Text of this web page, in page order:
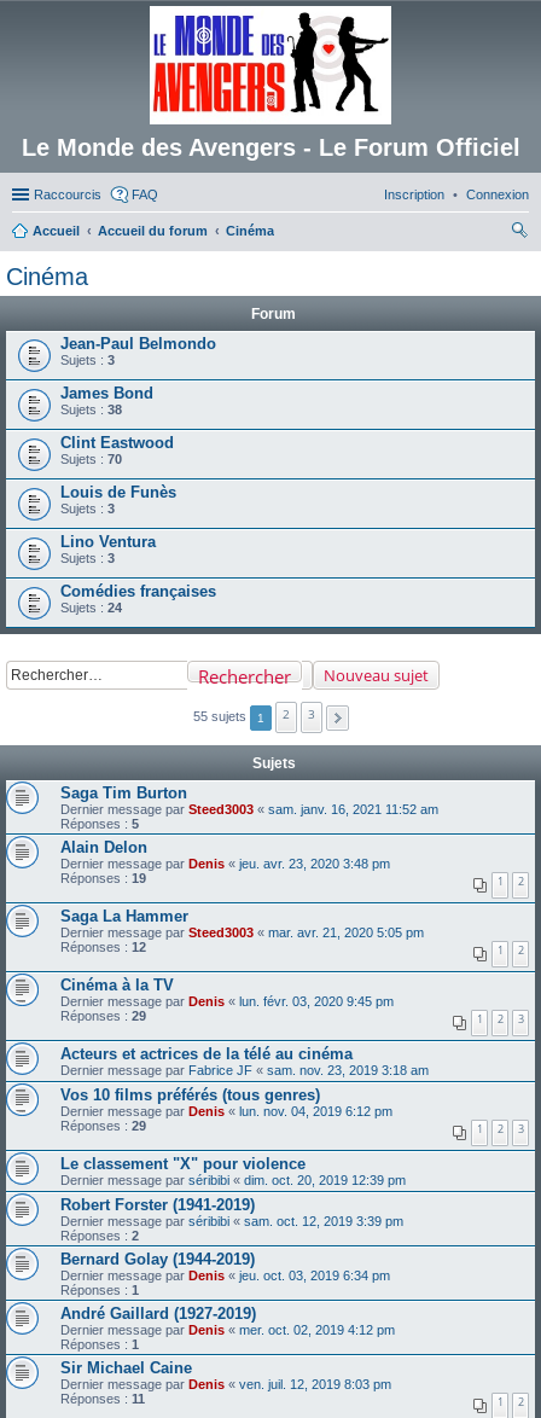
Le Monde des Avengers - Le Forum Officiel
Raccourcis FAQ Connexion
Inscription
Accueil Accueil du forum
Cinéma
Cinéma
Forum
Jean-Paul Belmondo
Sujets : 3
James Bond
Sujets : 38
Clint Eastwood
Sujets : 70
Louis de Funès
Sujets : 3
Lino Ventura
Sujets : 3
Comédies françaises
Sujets : 24
Nouveau sujet
Rechercher
55 sujets 1 2 3
Sujets
Saga Tim Burton
Dernier message par Steed3003 « sam. janv. 16, 2021 11:52 am
Réponses : 5
Alain Delon
Dernier message par Denis « jeu. avr. 23, 2020 3:48 pm
Réponses : 19 1 2
Saga La Hammer
Dernier message par Steed3003 « mar. avr. 21, 2020 5:05 pm
Réponses : 12 1 2
Cinéma à la TV
Dernier message par Denis « lun. févr. 03, 2020 9:45 pm
Réponses : 29 1 2 3
Acteurs et actrices de la télé au cinéma
Dernier message par Fabrice JF « sam. nov. 23, 2019 3:18 am
Vos 10 films préférés (tous genres)
Dernier message par Denis « lun. nov. 04, 2019 6:12 pm
Réponses : 29 1 2 3
Le classement "X" pour violence
Dernier message par séribibi « dim. oct. 20, 2019 12:39 pm
Robert Forster (1941-2019)
Dernier message par séribibi « sam. oct. 12, 2019 3:39 pm
Réponses : 2
Bernard Golay (1944-2019)
Dernier message par Denis « jeu. oct. 03, 2019 6:34 pm
Réponses : 1
André Gaillard (1927-2019)
Dernier message par Denis « mer. oct. 02, 2019 4:12 pm
Réponses : 1
Sir Michael Caine
Dernier message par Denis « ven. juil. 12, 2019 8:03 pm
Réponses : 11 1 2